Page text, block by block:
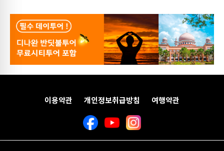
이용약관 개인정보취급방침 여행약관